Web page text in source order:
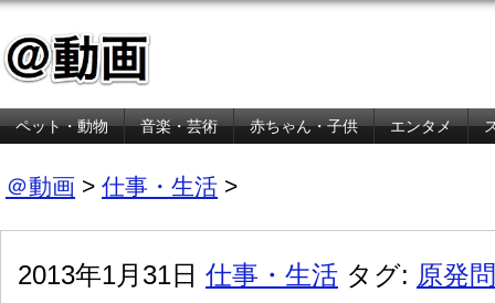
ペット・動物 音楽・芸術 赤ちゃん・子供 エンタメ
＠動画 > 仕事・生活 >
2013年1月31日 仕事・生活 タグ: 原発